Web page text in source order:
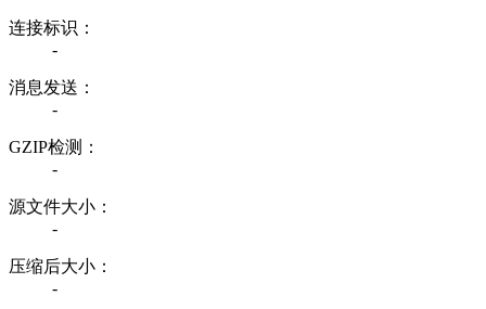
连接标识：
-
消息发送：
-
GZIP检测：
-
源文件大小：
-
压缩后大小：
-